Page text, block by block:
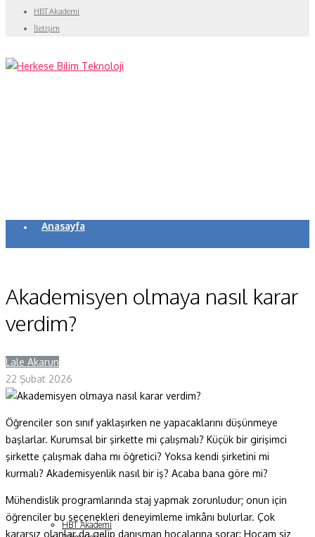
HBT Akademi
İletişim
Anasayfa
Yaşam Bilimleri
Sağlık
Fizik ve Uzay
Gezegenimiz
Teknoyaşam
Fazlası
HBT Akademi
Akademisyen olmaya nasıl karar
verdim?
Lale Akarun
22 Şubat 2026
Öğrenciler son sınıf yaklaşırken ne yapacaklarını düşünmeye
başlarlar. Kurumsal bir şirkette mi çalışmalı? Küçük bir girişimci
şirkette çalışmak daha mı öğretici? Yoksa kendi şirketini mi
kurmalı? Akademisyenlik nasıl bir iş? Acaba bana göre mi?
Mühendislik programlarında staj yapmak zorunludur; onun için
öğrenciler bu seçenekleri deneyimleme imkânı bulurlar. Çok
kararsız olanlar da gelip danışman hocalarına sorar: Hocam siz